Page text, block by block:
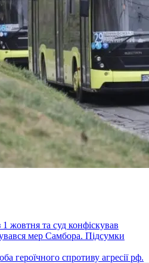
жовтня та суд конфіскував
мер Самбора. Підсумки
героїчного спротиву агресії рф.